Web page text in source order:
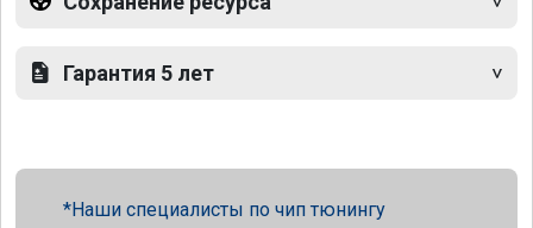
Гарантия 5 лет
Наши специалисты по чип тюнингу